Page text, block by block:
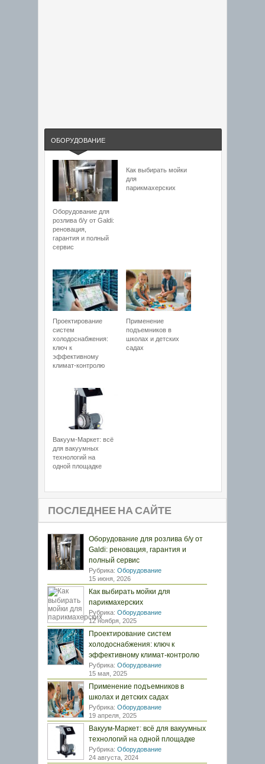
ОБОРУДОВАНИЕ
Оборудование для
розлива б/у от Galdi:
реновация,
гарантия и полный
сервис
Как выбирать мойки
для
парикмахерских
Проектирование
систем
холодоснабжения:
ключ к
эффективному
климат-контролю
Применение
подъемников в
школах и детских
садах
Вакуум-Маркет: всё
для вакуумных
технологий на
одной площадке
ПОСЛЕДНЕЕ НА САЙТЕ
Оборудование для розлива б/у от
Galdi: реновация, гарантия и
полный сервис
Рубрика: Оборудование
15 июня, 2026
Как выбирать мойки для
парикмахерских
Рубрика: Оборудование
12 ноября, 2025
Проектирование систем
холодоснабжения: ключ к
эффективному климат-контролю
Рубрика: Оборудование
15 мая, 2025
Применение подъемников в
школах и детских садах
Рубрика: Оборудование
19 апреля, 2025
Вакуум-Маркет: всё для вакуумных
технологий на одной площадке
Рубрика: Оборудование
24 августа, 2024